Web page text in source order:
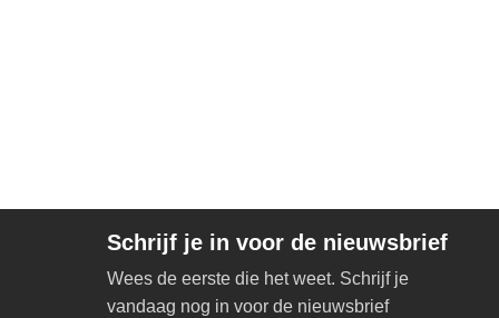
Schrijf je in voor de nieuwsbrief
Wees de eerste die het weet. Schrijf je
vandaag nog in voor de nieuwsbrief